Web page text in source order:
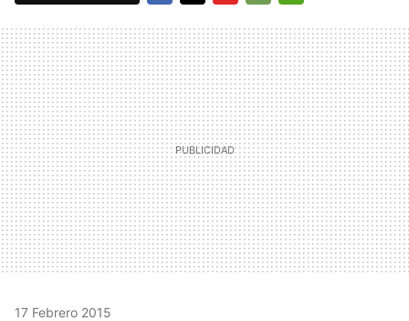
MAIL
17 Febrero 2015